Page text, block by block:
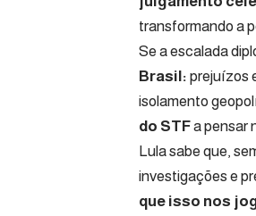
transformando a
Se a escalada
Brasil: prejuízos
isolamento
do STFa pensar
Lula sabe que,
investigações e
que isso nos